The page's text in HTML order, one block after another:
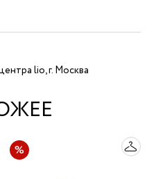
lio, г. Москва